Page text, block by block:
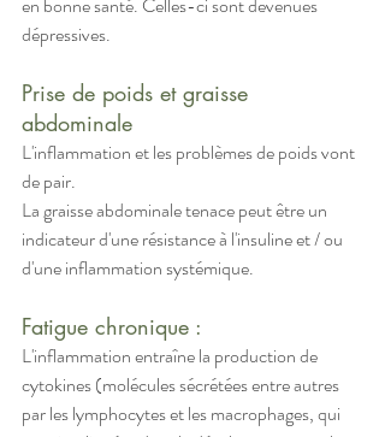
dépressives.
Prise de poids et graisse
abdominale
L'inflammation et les problèmes de poids vont
de pair.
La graisse abdominale tenace peut être un
indicateur d'une résistance à l'insuline et / ou
d'une inflammation systémique.
Fatigue chronique :
L'inflammation entraîne la production de
cytokines (molécules sécrétées entre autres
par les lymphocytes et les macrophages, qui